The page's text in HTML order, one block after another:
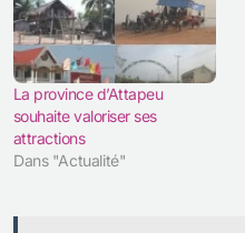
La province d’Attapeu
souhaite valoriser ses
attractions
Dans "Actualité"